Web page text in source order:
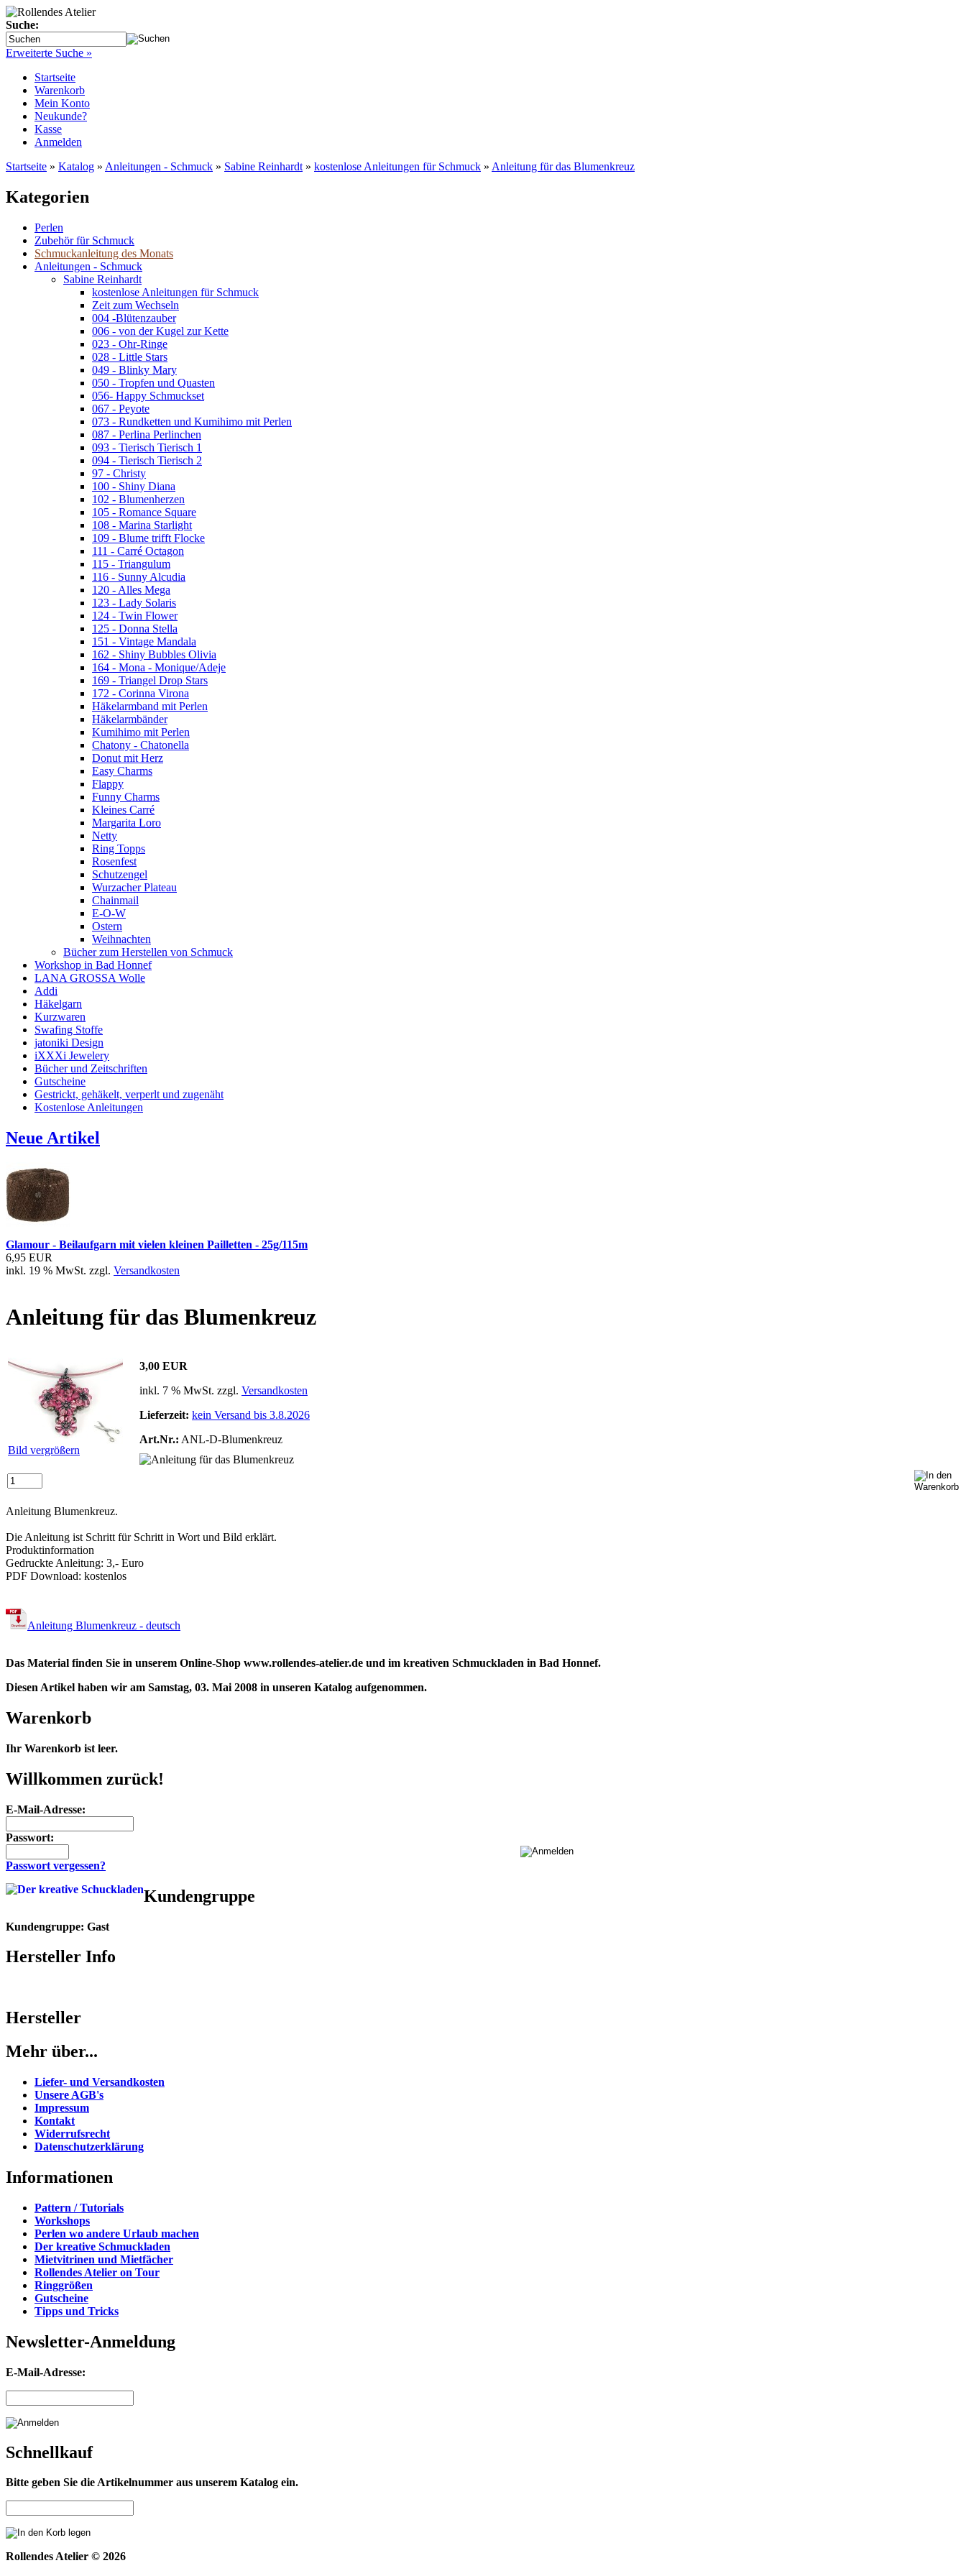
Suche:
Erweiterte Suche »
Startseite
Warenkorb
Mein Konto
Neukunde?
Kasse
Anmelden
Startseite » Katalog » Anleitungen - Schmuck » Sabine Reinhardt » kostenlose Anleitungen für Schmuck » Anleitung für das Blumenkreuz
Kategorien
Perlen
Zubehör für Schmuck
Schmuckanleitung des Monats
Anleitungen - Schmuck
Sabine Reinhardt
kostenlose Anleitungen für Schmuck
Zeit zum Wechseln
004 -Blütenzauber
006 - von der Kugel zur Kette
023 - Ohr-Ringe
028 - Little Stars
049 - Blinky Mary
050 - Tropfen und Quasten
056- Happy Schmuckset
067 - Peyote
073 - Rundketten und Kumihimo mit Perlen
087 - Perlina Perlinchen
093 - Tierisch Tierisch 1
094 - Tierisch Tierisch 2
97 - Christy
100 - Shiny Diana
102 - Blumenherzen
105 - Romance Square
108 - Marina Starlight
109 - Blume trifft Flocke
111 - Carré Octagon
115 - Triangulum
116 - Sunny Alcudia
120 - Alles Mega
123 - Lady Solaris
124 - Twin Flower
125 - Donna Stella
151 - Vintage Mandala
162 - Shiny Bubbles Olivia
164 - Mona - Monique/Adeje
169 - Triangel Drop Stars
172 - Corinna Virona
Häkelarmband mit Perlen
Häkelarmbänder
Kumihimo mit Perlen
Chatony - Chatonella
Donut mit Herz
Easy Charms
Flappy
Funny Charms
Kleines Carré
Margarita Loro
Netty
Ring Topps
Rosenfest
Schutzengel
Wurzacher Plateau
Chainmail
E-O-W
Ostern
Weihnachten
Bücher zum Herstellen von Schmuck
Workshop in Bad Honnef
LANA GROSSA Wolle
Addi
Häkelgarn
Kurzwaren
Swafing Stoffe
jatoniki Design
iXXXi Jewelery
Bücher und Zeitschriften
Gutscheine
Gestrickt, gehäkelt, verperlt und zugenäht
Kostenlose Anleitungen
Neue Artikel
Glamour - Beilaufgarn mit vielen kleinen Pailletten - 25g/115m
6,95 EUR
inkl. 19 % MwSt. zzgl. Versandkosten
Anleitung für das Blumenkreuz
Bild vergrößern
3,00 EUR
inkl. 7 % MwSt. zzgl. Versandkosten
Lieferzeit: kein Versand bis 3.8.2026
Art.Nr.: ANL-D-Blumenkreuz
Anleitung Blumenkreuz.
Die Anleitung ist Schritt für Schritt in Wort und Bild erklärt.
Produktinformation
Gedruckte Anleitung: 3,- Euro
PDF Download: kostenlos
Anleitung Blumenkreuz - deutsch
Das Material finden Sie in unserem Online-Shop www.rollendes-atelier.de und im kreativen Schmuckladen in Bad Honnef.
Diesen Artikel haben wir am Samstag, 03. Mai 2008 in unseren Katalog aufgenommen.
Warenkorb
Ihr Warenkorb ist leer.
Willkommen zurück!
E-Mail-Adresse:
Passwort:
Passwort vergessen?
Kundengruppe
Kundengruppe: Gast
Hersteller Info
Hersteller
Mehr über...
Liefer- und Versandkosten
Unsere AGB's
Impressum
Kontakt
Widerrufsrecht
Datenschutzerklärung
Informationen
Pattern / Tutorials
Workshops
Perlen wo andere Urlaub machen
Der kreative Schmuckladen
Mietvitrinen und Mietfächer
Rollendes Atelier on Tour
Ringgrößen
Gutscheine
Tipps und Tricks
Newsletter-Anmeldung
E-Mail-Adresse:
Schnellkauf
Bitte geben Sie die Artikelnummer aus unserem Katalog ein.
Rollendes Atelier © 2026